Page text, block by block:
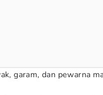
garam, dan pewarna